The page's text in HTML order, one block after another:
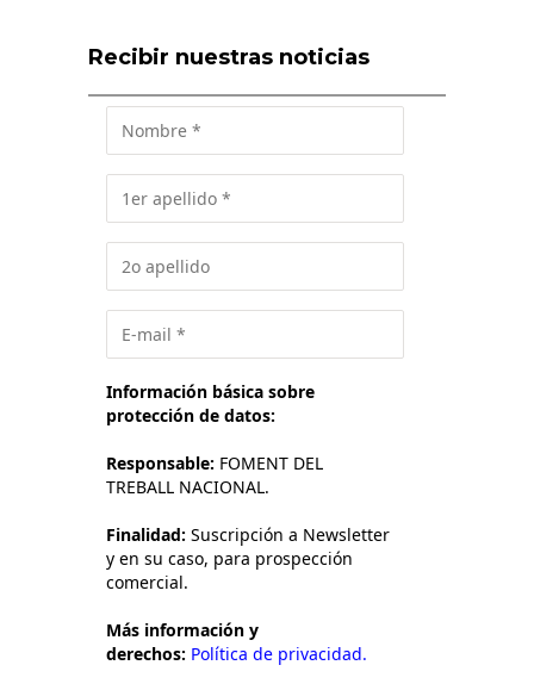
Recibir nuestras noticias
Información básica sobre
protección de datos:
Responsable: FOMENT DEL
TREBALL NACIONAL.
Finalidad: Suscripción a Newsletter
y en su caso, para prospección
comercial.
Más información y
derechos: Política de privacidad.